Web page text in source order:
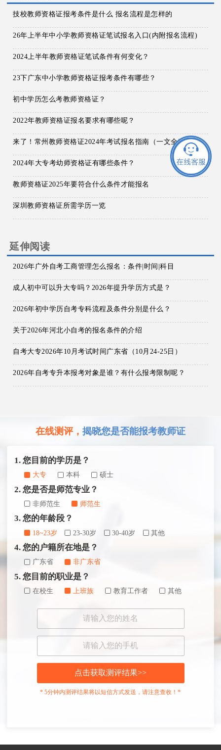
技校教师资格证报考条件是什么 报名流程是怎样的
26年上半年中小学教师资格证笔试报名入口(内附报名流程)
2024上半年教师资格证笔试条件有何变化？
23下广东中小学教师资格证报考条件有哪些？
初中学历怎么考教师资格证？
2022年教师资格证报名要求有哪些呢？
来了！常州教师资格证2024年考试报名指南（一文全览）
2024年大专考幼师资格证有哪些条件？
教师资格证2025年要符合什么条件才能报名
深圳教师资格证所需学历一览
延伸阅读
2026年广外自考工商管理怎么报名：条件|时间|科目
成人初中可以升大专吗？2026年提升学历方式是？
2026年初中学历自考专科流程及条件分别是什么？
关于2026年河北小自考的报名条件的介绍
自考大专2026年10月考试时间广东省（10月24-25日）
2026年自考专升本报考对象是谁？有什么报考限制呢？
在线测评， 揭晓您是否能报考教师证
1. 您目前的学历是？
大专 本科 硕士
2. 您是否是师范专业？
非师范生 师范生
3. 您的年龄段？
18~23岁 23-30岁 30-40岁 其他
4. 您的户籍所在地是？
广东省 非广东省
5. 您目前的职业是？
在校生 上班族 教育工作者 其他
点击获取测评结果>>
* 5分钟内测评结果将以短信方式发送，请注意查收！*